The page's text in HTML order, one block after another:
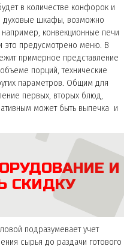
в количестве конфорок и
духовые шкафы, возможно
конвекционные печи
это предусмотрено меню. В
примерное представление
порций, технические
параметров. Общим для
первых, вторых блюд,
может быть выпечка и
И
СКИДКУ
подразумевает учет
сырья до раздачи готового